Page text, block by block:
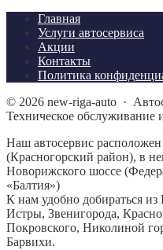
Главная
Услуги автосервиса
Акции
Контакты
Политика
© 2026 new-riga-auto ·
Техническое обслуживание
Наш автосервис
(Красногорский район), в
Новорижского шоссе
«Балтия»)
К нам удобно добираться
Истры, Звенигорода,
Покровского, Николиной
Барвихи.